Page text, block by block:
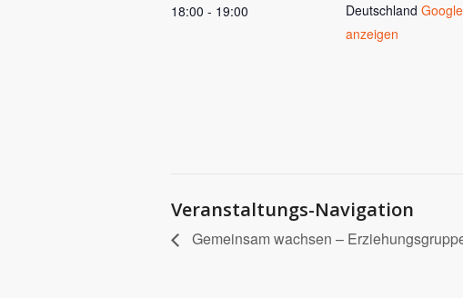
18:00 - 19:00
Deutschland
anzeigen
Veranstaltungs-Navigation
Gemeinsam wachsen –